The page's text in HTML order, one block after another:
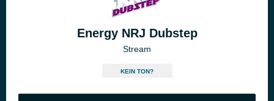
Energy NRJ Dubstep
Stream
KEIN TON?